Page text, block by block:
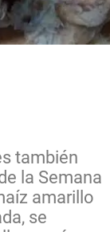
también
la Semana
amarillo
se